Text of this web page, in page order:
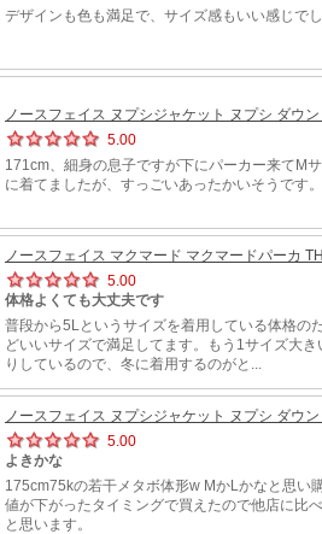
デザインも色も満足で、サイズ感もいい感じで
ノースフェイス ヌプシジャケット ヌプシ ダウ
5.00
171cm、細身の息子ですが下にパーカー来てM
に着てましたが、すっごいあったかいそうです
ノースフェイス マクマード マクマードパーカ
5.00
体格よくても大丈夫です
普段から5Lというサイズを着用している体格の
どいいサイズで満足してます。もう1サイズ大
りしているので、冬に着用するのがと...
ノースフェイス ヌプシジャケット ヌプシ ダウ
5.00
よきかな
175cm75kの若干メタボ体形w MかLかなと思い
値が下がったタイミングで買えたので他店に比
と思います。